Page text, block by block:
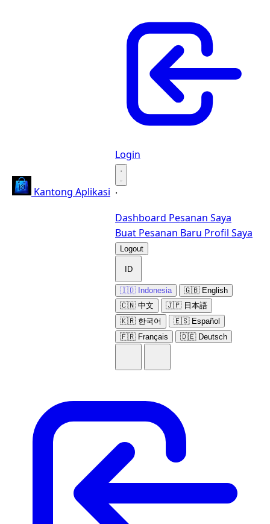
Kantong Aplikasi
Login
·
·
Dashboard Pesanan Saya
Buat Pesanan Baru Profil Saya
Logout
ID
🇮🇩 Indonesia
🇬🇧 English
🇨🇳 中文
🇯🇵 日本語
🇰🇷 한국어
🇪🇸 Español
🇫🇷 Français
🇩🇪 Deutsch